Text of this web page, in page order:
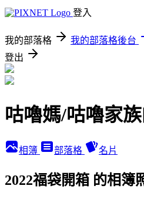
登入
我的部落格 我的部落格後台
登出
咕嚕媽/咕嚕家
相簿 部落格 名片
2022福袋開箱 的相簿